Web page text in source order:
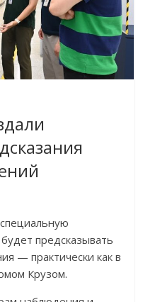
специальную
предсказывать
— практически как в
Крузом.